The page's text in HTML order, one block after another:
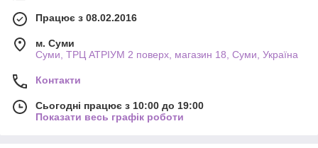
Працює з 08.02.2016
м. Суми
Суми, ТРЦ АТРІУМ 2 поверх, магазин 18, Суми, Україна
Контакти
Сьогодні працює з 10:00 до 19:00
Показати весь графік роботи